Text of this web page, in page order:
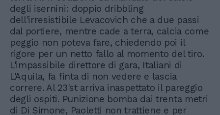
degli isernini: doppio dribbling
dell'irresistibile Levacovich che a due passi
dal portiere, mentre cade a terra, calcia come
peggio non poteva fare, chiedendo poi il
rigore per un netto fallo al momento del tiro.
L'impassibile direttore di gara, Italiani di
L'Aquila, fa finta di non vedere e lascia
correre. Al 23'st arriva inaspettato il pareggio
degli ospiti. Punizione bomba dai trenta metri
di Di Simone, Paoletti non trattiene e per